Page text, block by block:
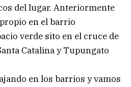
del lugar. Anteriormente
en el barrio
verde sito en el cruce de
Catalina y Tupungato
en los barrios y vamos